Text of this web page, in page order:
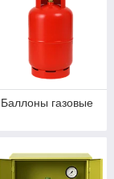
Баллоны газовые